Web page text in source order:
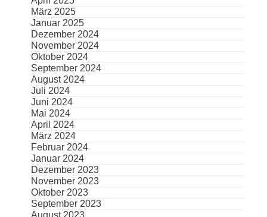
März 2025
Januar 2025
Dezember 2024
November 2024
Oktober 2024
September 2024
August 2024
Juli 2024
Juni 2024
Mai 2024
April 2024
März 2024
Februar 2024
Januar 2024
Dezember 2023
November 2023
Oktober 2023
September 2023
August 2023